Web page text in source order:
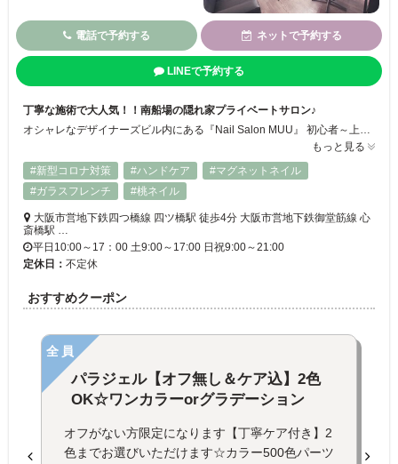
電話で予約する ネットで予約する
LINEで予約する
丁寧な施術で大人気！！南船場の隠れ家プライベートサロン♪
もっと見る
#新型コロナ対策
#ハンドケア
#マグネットネイル
#ガラスフレンチ
#桃ネイル
大阪市営地下鉄四つ橋線 四ツ橋駅 徒歩4分 大阪市営地下鉄御堂筋線 心
斎橋駅 …
平日10:00～17：00 土9:00～17:00 日祝9:00～21:00
定休日： 不定休
おすすめクーポン
全員
パラジェル【オフ無し＆ケア込】2色
OK☆ワンカラーorグラデーション
オフがない方限定になります【丁寧ケア付き】2
色までお選びいただけます☆カラー500色パーツ